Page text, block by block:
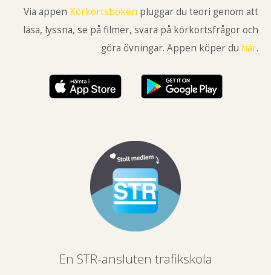
Via appen Körkortsboken pluggar du teori genom att
läsa, lyssna, se på filmer, svara på körkortsfrågor och
göra övningar. Appen köper du här.
En STR-ansluten trafikskola